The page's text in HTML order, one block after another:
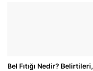
Bel Fıtığı Nedir? Belirtileri,